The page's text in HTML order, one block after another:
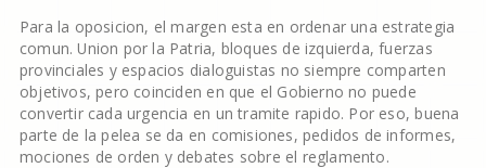
Para la oposicion, el margen esta en ordenar una estrategia
comun. Union por la Patria, bloques de izquierda, fuerzas
provinciales y espacios dialoguistas no siempre comparten
objetivos, pero coinciden en que el Gobierno no puede
convertir cada urgencia en un tramite rapido. Por eso, buena
parte de la pelea se da en comisiones, pedidos de informes,
mociones de orden y debates sobre el reglamento.